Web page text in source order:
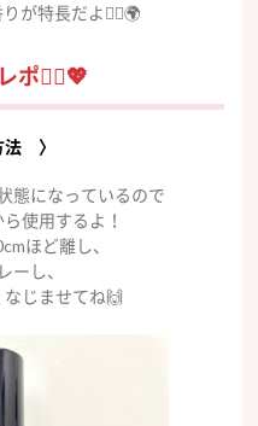
が特長だよ👳‍♂️🌍
ポ💁‍♀️💖
法 〉
態になっているので
使用するよ！
ほど離し、
ーし、
じませてね🙌